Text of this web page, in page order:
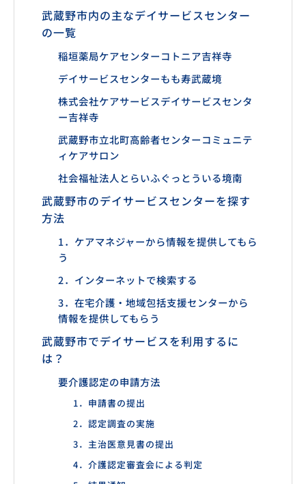
武蔵野市内の主なデイサービスセンター
の一覧
稲垣薬局ケアセンターコトニア吉祥寺
デイサービスセンターもも寿武蔵境
株式会社ケアサービスデイサービスセンタ
ー吉祥寺
武蔵野市立北町高齢者センターコミュニテ
ィケアサロン
社会福祉法人とらいふぐっとういる境南
武蔵野市のデイサービスセンターを探す
方法
1．ケアマネジャーから情報を提供してもら
う
2．インターネットで検索する
3．在宅介護・地域包括支援センターから
情報を提供してもらう
武蔵野市でデイサービスを利用するに
は？
要介護認定の申請方法
1．申請書の提出
2．認定調査の実施
3．主治医意見書の提出
4．介護認定審査会による判定